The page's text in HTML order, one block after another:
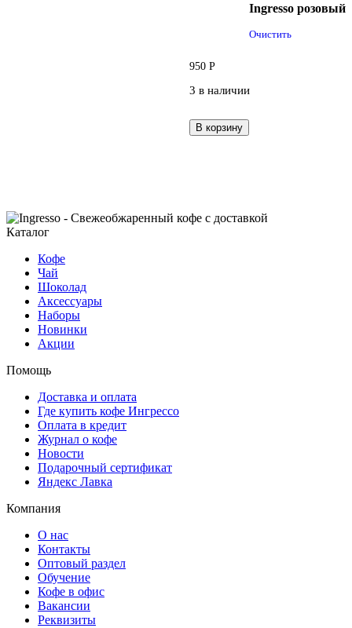
Ingresso розовый
Очистить
950 Р
3 в наличии
В корзину
Каталог
Кофе
Чай
Шоколад
Аксессуары
Наборы
Новинки
Акции
Помощь
Доставка и оплата
Где купить кофе Ингрессо
Оплата в кредит
Журнал о кофе
Новости
Подарочный сертификат
Яндекс Лавка
Компания
О нас
Контакты
Оптовый раздел
Обучение
Кофе в офис
Вакансии
Реквизиты